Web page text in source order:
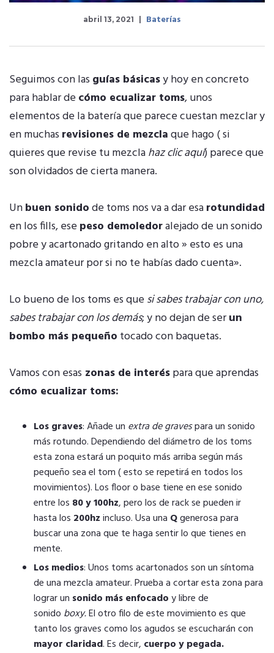
abril 13, 2021 Baterías
Seguimos con las guías básicasy hoy en concreto
para hablar de cómo ecualizar toms, unos
elementos de la batería que parece cuestan mezclar y
en muchas revisiones de mezclaque hago ( si
quieres que revise tu mezclahaz clic aquí) parece que
son olvidados de cierta manera.
Unbuen sonidode toms nos va a dar esarotundidad
en los fills, ese peso demoledoralejado de un sonido
pobre y acartonado gritando en alto » esto es una
mezcla amateur por si no te habías dado cuenta».
Lo bueno de los toms es que si sabes trabajar con uno,
sabes trabajar con los demás; y no dejan de serun
bombo más pequeño tocado con baquetas.
Vamos con esas zonas de interéspara que aprendas
cómo ecualizar toms:
Los graves: Añade un extra de gravespara un sonido
más rotundo. Dependiendo del diámetro de los toms
esta zona estará un poquito más arriba según más
pequeño sea el tom ( esto se repetirá en todos los
movimientos). Los floor o base tiene en ese sonido
entre los 80 y 100hz, pero los de rack se pueden ir
hasta los 200hzincluso. Usa una Qgenerosa para
buscar una zona que te haga sentir lo que tienes en
mente.
Los medios: Unos toms acartonados son un síntoma
de una mezcla amateur. Prueba a cortar esta zona para
lograr un sonido más enfocadoy libre de
sonido boxy.El otro filo de este movimiento es que
tanto los graves como los agudos se escucharán con
mayor claridad. Es decir, cuerpo y pegada.